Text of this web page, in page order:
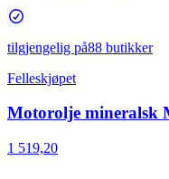
tilgjengelig på88 butikker
Felleskjøpet
Motorolje mineralsk
1 519,20